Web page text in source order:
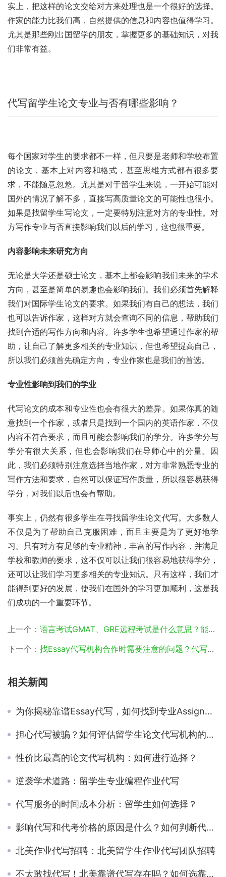
实上，把这样的论文交给对方来处理也是一个很好的选择。
作家的能力比我们高，自然提供的信息和内容也值得学习。
尤其是那些刚出国留学的朋友，掌握更多的基础知识，对我
们非常有益。
代写留学生论文专业与否有哪些影响？
每个国家对学生的要求都不一样，但只要是老师和学校布置
的论文，基本上对内容和格式，甚至思维方式都有很多要
求，不能随意忽悠。尤其是对于留学生来说，一开始可能对
国外的情况了解不多，直接写高质量论文的可能性也很小。
如果是找留学生写论文，一定要特别注意对方的专业性。对
方写作专业与否直接影响我们以后的学习，这也很重要。
内容影响未来研究方向
无论是大学还是硕士论文，基本上都会影响我们未来的学术
方向，甚至是简单的易趣也会影响我们。我们必须首先解释
我们对国际学生论文的要求。如果我们有自己的想法，我们
也可以告诉作家，这样对方就会查询不同的信息，帮助我们
找到合适的写作方向和内容。许多学生也希望通过作家的帮
助，让自己了解更多相关的专业知识，但也希望提高自己，
所以我们必须首先确定方向，专业作家也是我们的首选。
专业性影响到我们的学业
代写论文的成本和专业性也会有很大的差异。如果你真的随
意找到一个作家，或者只是找到一个国内的英语作家，不仅
内容不符合要求，而且可能会影响我们的学分。许多学分与
学分有很大关系，但也会影响我们在导师心中的分量。因
此，我们必须特别注意选择当地作家，对方非常熟悉专业的
写作方法和要求，自然可以保证写作质量，所以很容易获得
学分，对我们以后也会有帮助。
事实上，仍然有很多学生在寻找留学生论文代写。大多数人
不仅是为了帮助自己克服困难，而且主要是为了更好地学
习。只有对方有足够的专业精神，丰富的写作内容，并满足
学校和教师的要求，这不仅可以让我们很容易地获得学分，
还可以让我们学习更多相关的专业知识。只有这样，我们才
能得到更好的发展，使我们在国外的学习更加顺利，这是我
们成功的一个重要环节。
上一个： 语言考试GMAT、GRE远程考试是什么意思？能不能保证安全和成绩？
下一个： 找Essay代写机构合作时需要注意的问题？代写机构一定能为我们完成作业吗？
相关新闻
为你揭秘靠谱Essay代写，如何找到专业Assignment代写
担心代写被骗？如何评估留学生论文代写机构的可靠性
性价比最高的论文代写机构：如何进行选择？
逆袭学术道路：留学生专业编程作业代写
代写服务的时间成本分析：留学生如何选择？
影响代写和代考价格的原因是什么？如何判断代写和代考的价格是否合理？
北美作业代写招聘：北美留学生作业代写团队招聘
不太敢找代写！北美靠谱代写存在吗？如何选靠谱代写？